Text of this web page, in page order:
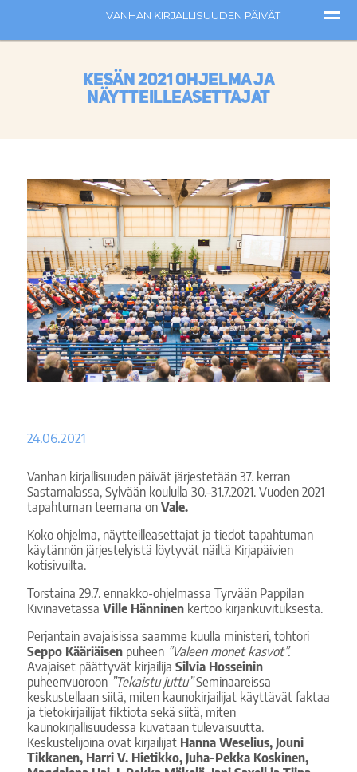
Kesän 2021 ohjelma ja
näytteilleasettajat
24.06.2021
Vanhan kirjallisuuden päivät järjestetään 37. kerran
Sastamalassa, Sylvään koululla 30.–31.7.2021. Vuoden 2021
tapahtuman teemana on Vale.
Koko ohjelma, näytteilleasettajat ja tiedot tapahtuman
käytännön järjestelyistä löytyvät näiltä Kirjapäivien
kotisivuilta.
Torstaina 29.7. ennakko-ohjelmassa Tyrvään Pappilan
Kivinavetassa Ville Hänninenkertoo kirjankuvituksesta.
Perjantain avajaisissa saamme kuulla ministeri, tohtori
Seppo Kääriäisenpuheen ”Valeen monet kasvot”.
Avajaiset päättyvät kirjailija Silvia Hosseinin
puheenvuoroon ”Tekaistu juttu”Seminaareissa
keskustellaan siitä, miten kaunokirjailijat käyttävät faktaa
ja tietokirjailijat fiktiota sekä siitä, miten
kaunokirjallisuudessa kuvataan tulevaisuutta.
Keskustelijoina ovat kirjailijat Hanna Weselius, Jouni
Tikkanen, Harri V. Hietikko, Juha-Pekka Koskinen,